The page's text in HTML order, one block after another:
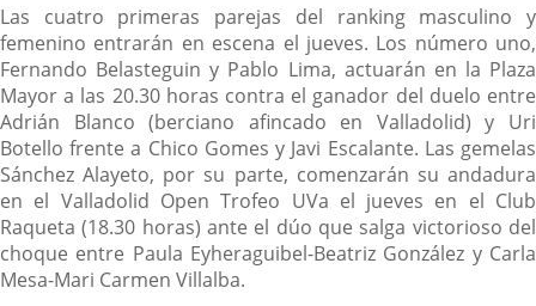
Las cuatro primeras parejas del ranking masculino y
femenino entrarán en escena el jueves. Los número uno,
Fernando Belasteguin y Pablo Lima, actuarán en la Plaza
Mayor a las 20.30 horas contra el ganador del duelo entre
Adrián Blanco (berciano afincado en Valladolid) y Uri
Botello frente a Chico Gomes y Javi Escalante. Las gemelas
Sánchez Alayeto, por su parte, comenzarán su andadura
en el Valladolid Open Trofeo UVa el jueves en el Club
Raqueta (18.30 horas) ante el dúo que salga victorioso del
choque entre Paula Eyheraguibel-Beatriz González y Carla
Mesa-Mari Carmen Villalba.